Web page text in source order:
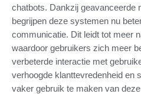
chatbots. Dankzij geavanceerde
begrijpen deze systemen nu
communicatie. Dit leidt tot meer
waardoor gebruikers zich meer
verbeterde interactie met
verhoogde klanttevredenheid en
vaker gebruik te maken van